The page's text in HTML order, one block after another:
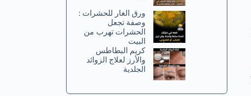
ورق الغار للحشرات :
وصفة تجعل
الحشرات تهرب من
البيت
كريم البطاطس
والأرز لعلاج الزوائد
الجلدية